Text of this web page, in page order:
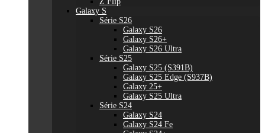
Galaxy S
Série S26
Galaxy S26
Galaxy S26+
Galaxy S26 Ultra
Série S25
Galaxy S25 (S391B)
Galaxy S25 Edge (S937B)
Galaxy 25+
Galaxy S25 Ultra
Série S24
Galaxy S24
Galaxy S24 Fe